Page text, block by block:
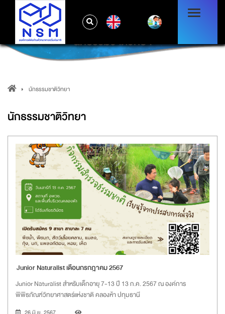
นักธรรมชาติวิทยา
นักธรรมชาติวิทยา
นักธรรมชาติวิทยา
Junior Naturalist เดือนกรกฎาคม 2567
Junior Naturalist สำหรับเด็กอายุ 7-13 ปี 13 ก.ค. 2567 ณ องค์การ
พิพิธภัณฑ์วิทยาศาสตร์แห่งชาติ คลองห้า ปทุมธานี